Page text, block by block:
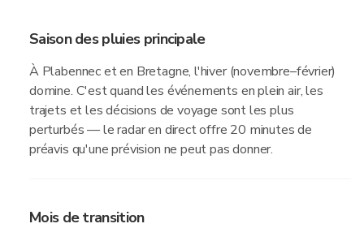
Saison des pluies principale
À Plabennec et en Bretagne, l'hiver (novembre–février)
domine. C'est quand les événements en plein air, les
trajets et les décisions de voyage sont les plus
perturbés — le radar en direct offre 20 minutes de
préavis qu'une prévision ne peut pas donner.
Mois de transition